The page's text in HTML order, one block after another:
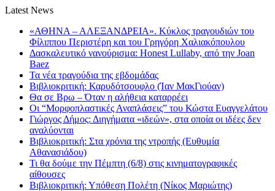
Latest News
«ΑΘΗΝΑ – ΑΛΕΞΑΝΔΡΕΙΑ». Κύκλος τραγουδιών του
Φίλιππου Περιστέρη και του Γρηγόρη Χαλιακόπουλου
Δασκαλευτικό νανούρισμα: Honest Lullaby, από την Joan
Baez
Τα νέα τραγούδια της εβδομάδας
Βιβλιοκριτική: Καρυδότσουφλο (Ίαν ΜακΓιούαν)
Θα σε Βρω – Όταν η αλήθεια καταρρέει
Οι “Μορφοπλαστικές Αναπλάσεις” του Κώστα Ευαγγελάτου
Γιώργος Δήμος: Διηγήματα «ιδεών», στα οποία οι ιδέες δεν
αναλύονται
Βιβλιοκριτική: Στα χρόνια της ντροπής (Ευθυμία
Αθανασιάδου)
Τι θα δούμε την Πέμπτη (6/8) στις κινηματογραφικές
αίθουσες
Βιβλιοκριτική: Υπόθεση Πολέτη (Νίκος Μαριώτης)